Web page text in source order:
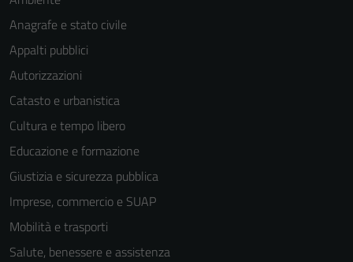
Anagrafe e stato civile
Appalti pubblici
Autorizzazioni
Catasto e urbanistica
Cultura e tempo libero
Educazione e formazione
Giustizia e sicurezza pubblica
Imprese, commercio e SUAP
Mobilità e trasporti
Salute, benessere e assistenza